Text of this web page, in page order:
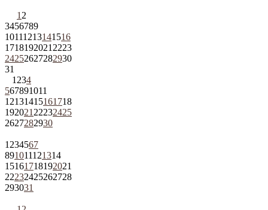
1 2
3456789
10111213141516
1718192021 2223
24252627282930
31
1 234
567891011
12131415161718
192021 22232425
2627282930
1 234567
891011121314
15161718192021
22232425262728
293031